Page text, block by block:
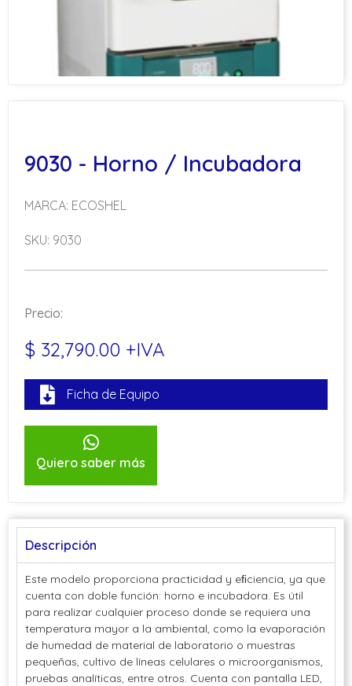
9030 - Horno / Incubadora
MARCA: ECOSHEL
SKU: 9030
Precio:
$ 32,790.00 +IVA
Ficha de Equipo
Quiero saber más
Descripción
Este modelo proporciona practicidad y eﬁciencia, ya que
cuenta con doble función: horno e incubadora. Es útil
para realizar cualquier proceso donde se requiera una
temperatura mayor a la ambiental, como la evaporación
de humedad de material de laboratorio o muestras
pequeñas, cultivo de líneas celulares o microorganismos,
pruebas analíticas, entre otros. Cuenta con pantalla LED,